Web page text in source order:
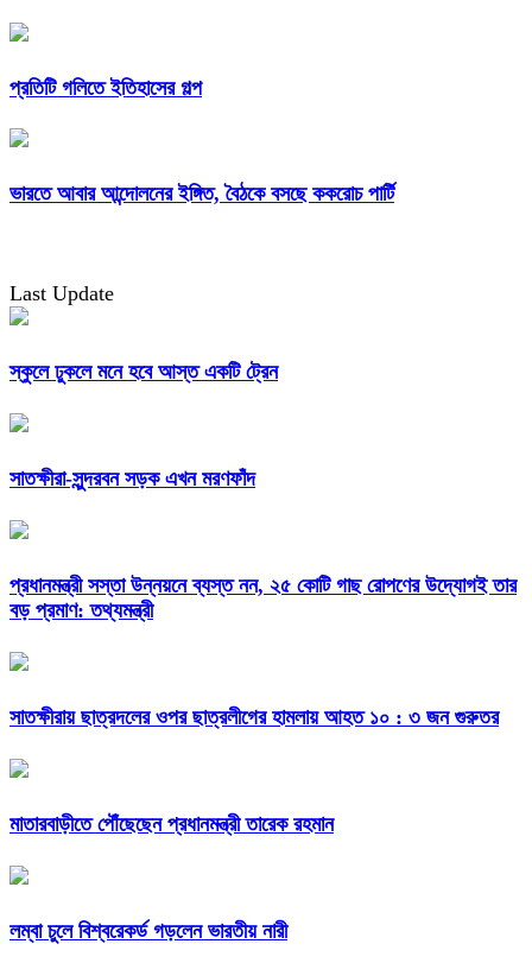
প্রতিটি গলিতে ইতিহাসের গল্প
ভারতে আবার আন্দোলনের ইঙ্গিত, বৈঠকে বসছে ককরোচ পার্টি
Last Update
স্কুলে ঢুকলে মনে হবে আস্ত একটি ট্রেন
সাতক্ষীরা-সুন্দরবন সড়ক এখন মরণফাঁদ
প্রধানমন্ত্রী সস্তা উন্নয়নে ব্যস্ত নন, ২৫ কোটি গাছ রোপণের উদ্যোগই তার
বড় প্রমাণ: তথ্যমন্ত্রী
সাতক্ষীরায় ছাত্রদলের ওপর ছাত্রলীগের হামলায় আহত ১০ : ৩ জন গুরুতর
মাতারবাড়ীতে পৌঁছেছেন প্রধানমন্ত্রী তারেক রহমান
লম্বা চুলে বিশ্বরেকর্ড গড়লেন ভারতীয় নারী